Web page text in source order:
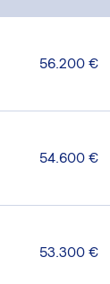
56.200 €
54.600 €
53.300 €